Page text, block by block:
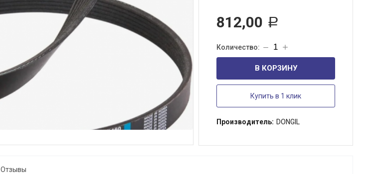
812,00 Р
В КОРЗИНУ
Купить в 1 клик
Производитель: DONGIL
Отзывы